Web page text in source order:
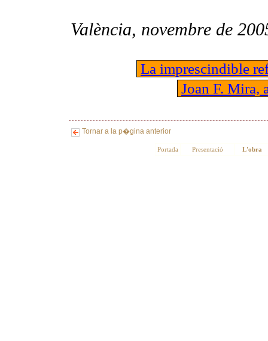
València, novembre de
La imprescindible
Joan F. Mira,
Tornar a la p�gina anterior
Portada Presentació L'obra